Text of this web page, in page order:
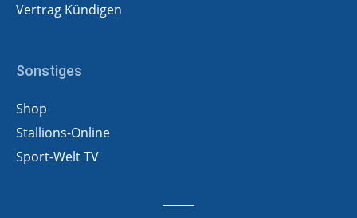
Vertrag Kündigen
Sonstiges
Shop
Stallions-Online
Sport-Welt TV